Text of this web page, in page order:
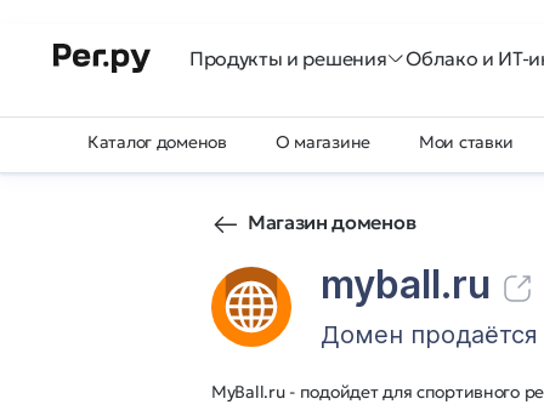
Продукты и решения Облако и ИТ-
Каталог доменов О магазине Мои ставки
Магазин доменов
myball.ru
Домен продаётся
MyBall.ru - подойдет для спортивного